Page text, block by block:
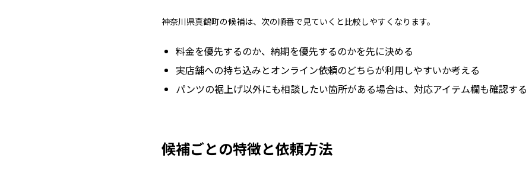
神奈川県真鶴町の候補は、次の順番で見ていくと比較しやすくなります。
料金を優先するのか、納期を優先するのかを先に決める
実店舗への持ち込みとオンライン依頼のどちらが利用しやすいか考える
パンツの裾上げ以外にも相談したい箇所がある場合は、対応アイテム欄も確認する
候補ごとの特徴と依頼方法